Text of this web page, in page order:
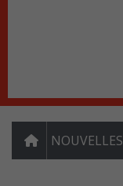
NOUVELLES